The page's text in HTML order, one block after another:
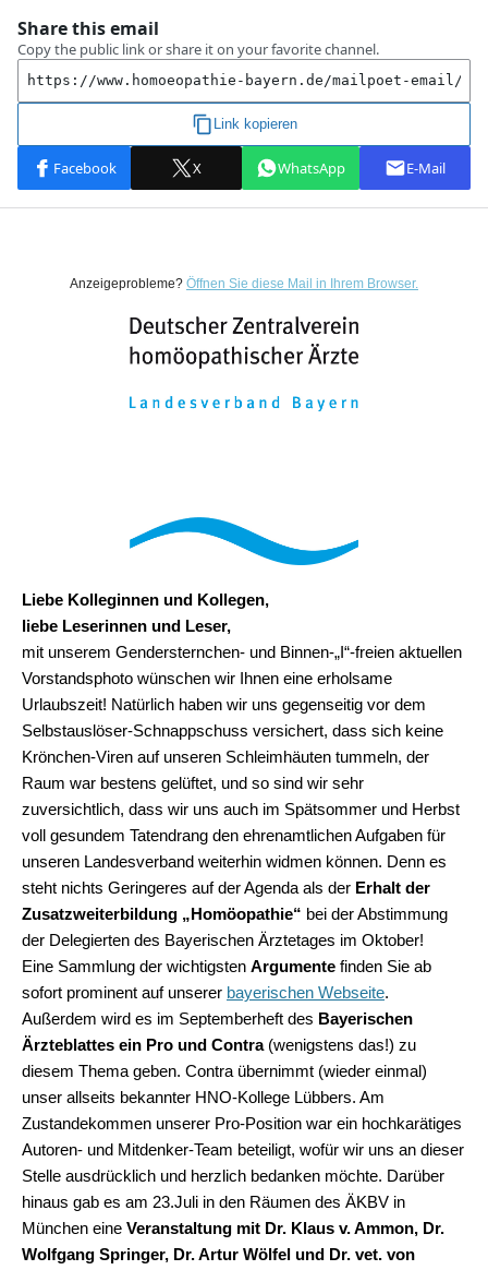
Anzeigeprobleme? Öffnen Sie diese Mail in Ihrem Browser.
Liebe Kolleginnen und Kollegen,
liebe Leserinnen und Leser,
mit unserem Gendersternchen- und Binnen-„I“-freien aktuellen
Vorstandsphoto wünschen wir Ihnen eine erholsame
Urlaubszeit! Natürlich haben wir uns gegenseitig vor dem
Selbstauslöser-Schnappschuss versichert, dass sich keine
Krönchen-Viren auf unseren Schleimhäuten tummeln, der
Raum war bestens gelüftet, und so sind wir sehr
zuversichtlich, dass wir uns auch im Spätsommer und Herbst
voll gesundem Tatendrang den ehrenamtlichen Aufgaben für
unseren Landesverband weiterhin widmen können. Denn es
steht nichts Geringeres auf der Agenda als der Erhalt der
Zusatzweiterbildung „Homöopathie“ bei der Abstimmung
der Delegierten des Bayerischen Ärztetages im Oktober!
Eine Sammlung der wichtigsten Argumente finden Sie ab
sofort prominent auf unserer bayerischen Webseite.
Außerdem wird es im Septemberheft des Bayerischen
Ärzteblattes ein Pro und Contra(wenigstens das!) zu
diesem Thema geben. Contra übernimmt (wieder einmal)
unser allseits bekannter HNO-Kollege Lübbers. Am
Zustandekommen unserer Pro-Position war ein hochkarätiges
Autoren- und Mitdenker-Team beteiligt, wofür wir uns an dieser
Stelle ausdrücklich und herzlich bedanken möchte. Darüber
hinaus gab es am 23.Juli in den Räumen des ÄKBV in
München eine Veranstaltung mit Dr. Klaus v. Ammon, Dr.
Wolfgang Springer, Dr. Artur Wölfel und Dr. vet. von